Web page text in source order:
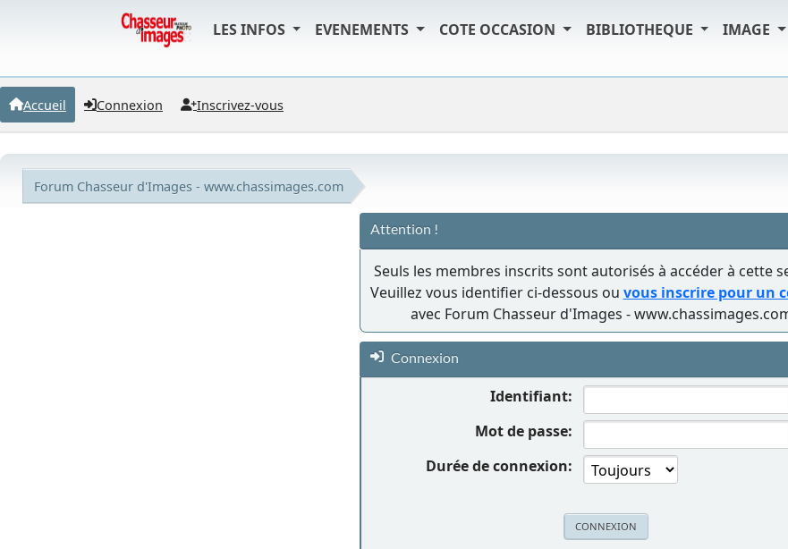
LES INFOS EVENEMENTS COTE OCCASION BIBLIOTHEQUE IMAGE
Accueil Connexion Inscrivez-vous
Forum Chasseur d'Images - www.chassimages.com
Attention !
Seuls les membres inscrits sont autorisés à accéder à cette
Veuillez vous identifier ci-dessous ou vous inscrire pour un
avec Forum Chasseur d'Images -
Connexion
Identifiant:
Mot de passe:
Durée de connexion: